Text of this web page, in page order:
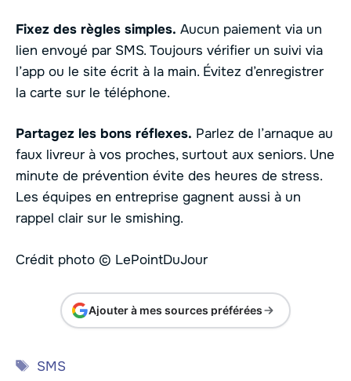
Fixez des règles simples. Aucun paiement via un
lien envoyé par SMS. Toujours vérifier un suivi via
l’app ou le site écrit à la main. Évitez d’enregistrer
la carte sur le téléphone.
Partagez les bons réflexes. Parlez de l’arnaque au
faux livreur à vos proches, surtout aux seniors. Une
minute de prévention évite des heures de stress.
Les équipes en entreprise gagnent aussi à un
rappel clair sur le smishing.
Crédit photo © LePointDuJour
Ajouter à mes sources préférées
Étiquettes
SMS